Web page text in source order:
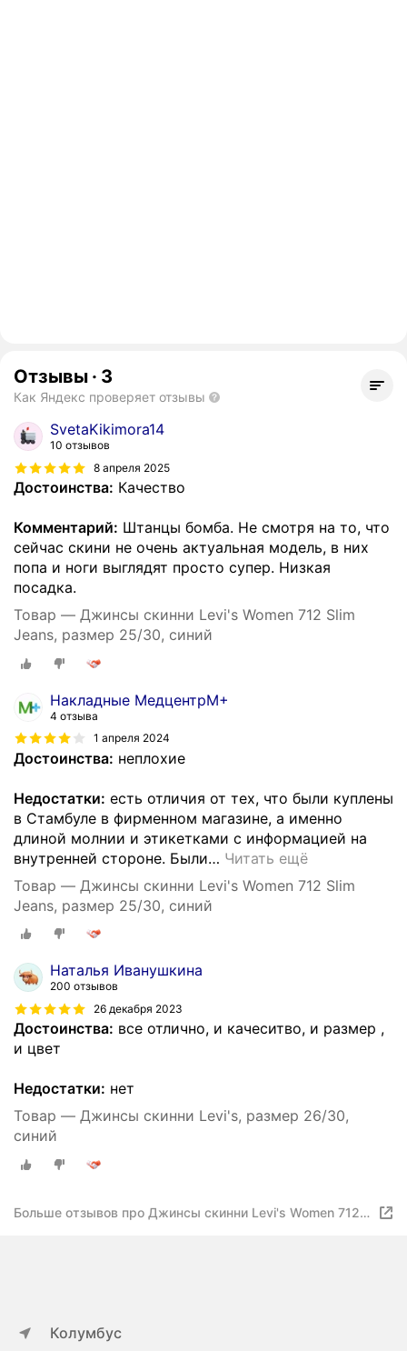
Отзывы · 3
Как Яндекс проверяет отзывы
SvetaKikimora14
10 отзывов
8 апреля 2025
Достоинства: Качество
Комментарий: Штанцы бомба. Не смотря на то, что
сейчас скини не очень актуальная модель, в них
попа и ноги выглядят просто супер. Низкая
посадка.
Товар — Джинсы скинни Levi's Women 712 Slim
Jeans, размер 25/30, синий
Накладные МедцентрМ+
4 отзыва
1 апреля 2024
Достоинства: неплохие
Недостатки: есть отличия от тех, что были куплены
в Стамбуле в фирменном магазине, а именно
длиной молнии и этикетками с информацией на
внутренней стороне. Были… Читать ещё
Товар — Джинсы скинни Levi's Women 712 Slim
Jeans, размер 25/30, синий
Наталья Иванушкина
200 отзывов
26 декабря 2023
Достоинства: все отлично, и качеситво, и размер ,
и цвет
Недостатки: нет
Товар — Джинсы скинни Levi's, размер 26/30,
синий
Больше отзывов про Джинсы скинни Levi's Women 712
Колумбус